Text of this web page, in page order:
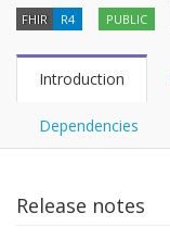
FHIR R4 PUBLIC
Introduction
Dependencies
Release notes